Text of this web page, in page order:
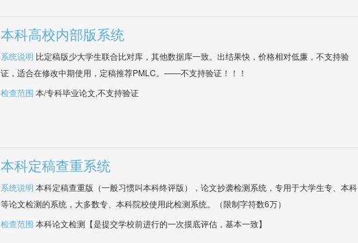
本科高校内部版系统
系统说明 比定稿版少大学生联合比对库，其他数据库一致。出结果快，价格相对低廉，不支持验
证，适合在修改中期使用，定稿推荐PMLC。——不支持验证！！！
检查范围 本/专科毕业论文,不支持验证
本科定稿查重系统
系统说明 本科定稿查重版（一般习惯叫本科终评版），论文抄袭检测系统，专用于大学生专、本科
等论文检测的系统，大多数专、本科院校使用此检测系统。（限制字符数6万）
检查范围 本科论文检测【是提交学校前进行的一次摸底评估，基本一致】